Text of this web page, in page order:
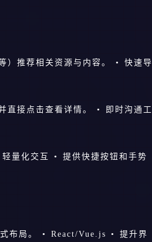
）推荐相关资源与内容。 • 快速导
直接点击查看详情。 • 即时沟通工
量化交互 • 提供快捷按钮和手势
布局。 • React/Vue.js • 提升界